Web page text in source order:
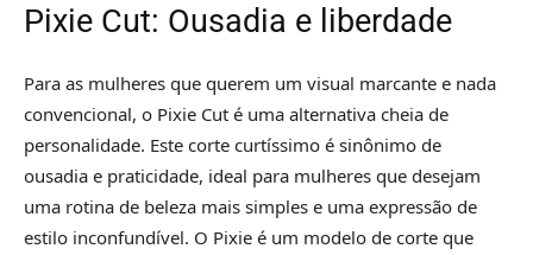
Pixie Cut: Ousadia e liberdade
Para as mulheres que querem um visual marcante e nada
convencional, o Pixie Cut é uma alternativa cheia de
personalidade. Este corte curtíssimo é sinônimo de
ousadia e praticidade, ideal para mulheres que desejam
uma rotina de beleza mais simples e uma expressão de
estilo inconfundível. O Pixie é um modelo de corte que